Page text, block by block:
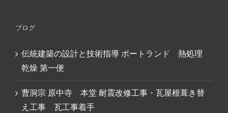
ブログ
伝統建築の設計と技術指導 ポートランド 熱処理
乾燥 第一便
曹洞宗 原中寺 本堂 耐震改修工事・瓦屋根葺き替
え工事 瓦工事着手